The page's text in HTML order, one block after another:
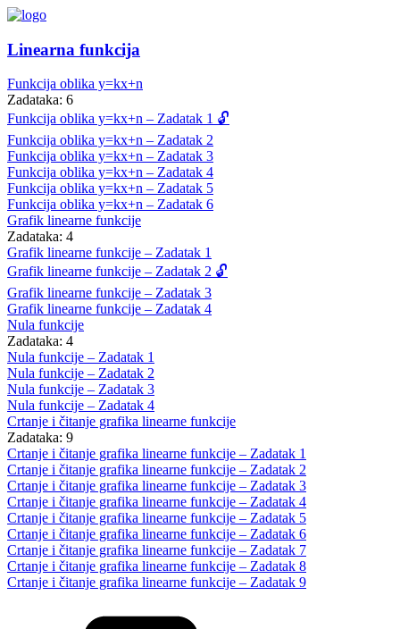
Linearna funkcija
Funkcija oblika y=kx+n
Zadataka: 6
Funkcija oblika y=kx+n – Zadatak 1 🔓
Funkcija oblika y=kx+n – Zadatak 2
Funkcija oblika y=kx+n – Zadatak 3
Funkcija oblika y=kx+n – Zadatak 4
Funkcija oblika y=kx+n – Zadatak 5
Funkcija oblika y=kx+n – Zadatak 6
Grafik linearne funkcije
Zadataka: 4
Grafik linearne funkcije – Zadatak 1
Grafik linearne funkcije – Zadatak 2 🔓
Grafik linearne funkcije – Zadatak 3
Grafik linearne funkcije – Zadatak 4
Nula funkcije
Zadataka: 4
Nula funkcije – Zadatak 1
Nula funkcije – Zadatak 2
Nula funkcije – Zadatak 3
Nula funkcije – Zadatak 4
Crtanje i čitanje grafika linearne funkcije
Zadataka: 9
Crtanje i čitanje grafika linearne funkcije – Zadatak 1
Crtanje i čitanje grafika linearne funkcije – Zadatak 2
Crtanje i čitanje grafika linearne funkcije – Zadatak 3
Crtanje i čitanje grafika linearne funkcije – Zadatak 4
Crtanje i čitanje grafika linearne funkcije – Zadatak 5
Crtanje i čitanje grafika linearne funkcije – Zadatak 6
Crtanje i čitanje grafika linearne funkcije – Zadatak 7
Crtanje i čitanje grafika linearne funkcije – Zadatak 8
Crtanje i čitanje grafika linearne funkcije – Zadatak 9